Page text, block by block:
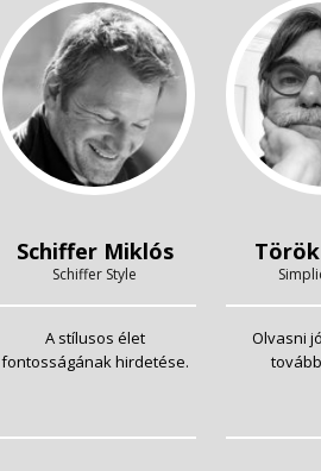
Schiffer Miklós
Schiffer Style
A stílusos élet
fontosságának hirdetése.
Olvasni